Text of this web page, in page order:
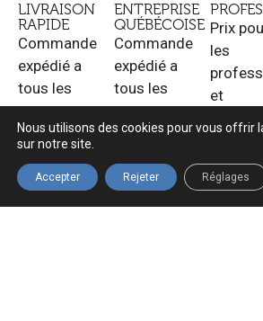
LIVRAISON
RAPIDE
Commande
expédié a
tous les
jours
ouvrable.
ENTREPRISE
QUÉBÉCOISE
Commande
expédié a
tous les
jours
ouvrable.
Prix
les
et
Nous utilisons des cookies pour vous offrir
sur notre site.
Accepter Rejeter Réglages